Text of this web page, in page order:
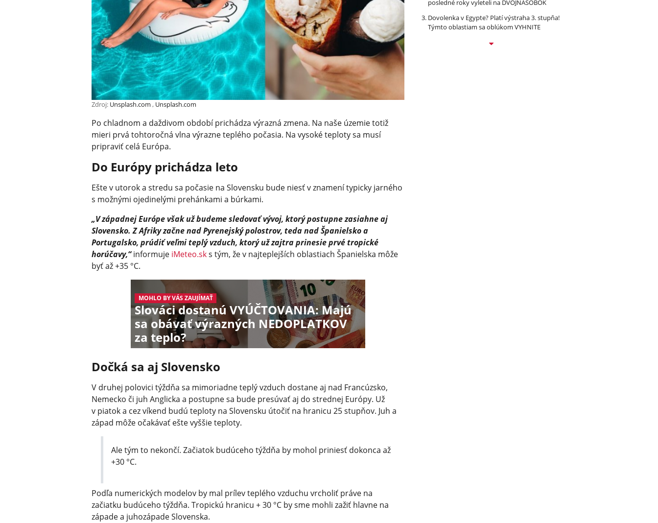
Zdroj: Unsplash.com , Unsplash.com
Po chladnom a daždivom období prichádza výrazná zmena. Na naše územie totiž
mieri prvá tohtoročná vlna výrazne teplého počasia. Na vysoké teploty sa musí
pripraviť celá Európa.
Do Európy prichádza leto
Ešte v utorok a stredu sa počasie na Slovensku bude niesť v znamení typicky jarného
s možnými ojedinelými prehánkami a búrkami.
„V západnej Európe však už budeme sledovať vývoj, ktorý postupne zasiahne aj
Slovensko. Z Afriky začne nad Pyrenejský polostrov, teda nad Španielsko a
Portugalsko, prúdiť veľmi teplý vzduch, ktorý už zajtra prinesie prvé tropické
horúčavy,“informuje iMeteo.sks tým, že v najteplejších oblastiach Španielska môže
byť až +35 °C.
MOHLO BY VÁS ZAUJÍMAŤ
Slováci dostanú VYÚČTOVANIA: Majú
sa obávať výrazných NEDOPLATKOV
za teplo?
Dočká sa aj Slovensko
V druhej polovici týždňa sa mimoriadne teplý vzduch dostane aj nad Francúzsko,
Nemecko či juh Anglicka a postupne sa bude presúvať aj do strednej Európy. Už
v piatok a cez víkend budú teploty na Slovensku útočiť na hranicu 25 stupňov. Juh a
západ môže očakávať ešte vyššie teploty.
Ale tým to nekončí. Začiatok budúceho týždňa by mohol priniesť dokonca až
+30 °C.
Podľa numerických modelov by mal prílev teplého vzduchu vrcholiť práve na
začiatku budúceho týždňa. Tropickú hranicu + 30 °C by sme mohli zažiť hlavne na
západe a juhozápade Slovenska.
posledné roky vyleteli na DVOJNÁSOBOK
Dovolenka v Egypte? Platí výstraha 3. stupňa!
Týmto oblastiam sa oblúkom VYHNITE